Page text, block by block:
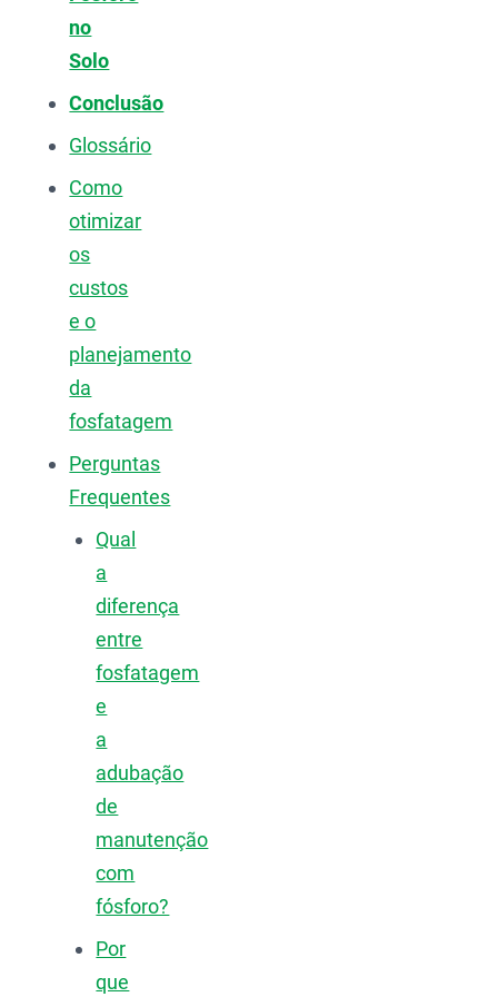
no
Solo
Conclusão
Glossário
Como
otimizar
os
custos
e o
planejamento
da
fosfatagem
Perguntas
Frequentes
Qual
a
diferença
entre
fosfatagem
e
a
adubação
de
manutenção
com
fósforo?
Por
que